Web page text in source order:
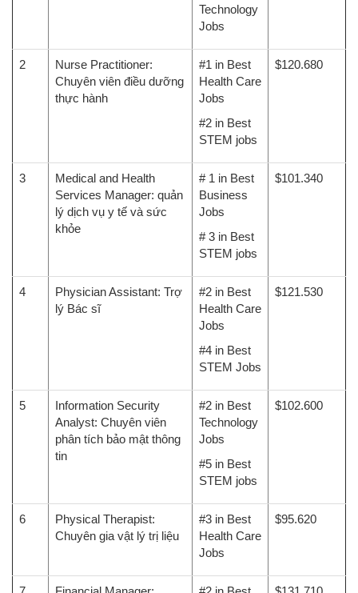
Technology
Jobs
2
Nurse Practitioner:
Chuyên viên điều dưỡng
thực hành
#1 in Best
Health Care
Jobs
#2 in Best
STEM jobs
$120.680
3
Medical and Health
Services Manager: quản
lý dịch vụ y tế và sức
khỏe
# 1 in Best
Business
Jobs
# 3 in Best
STEM jobs
$101.340
4
Physician Assistant: Trợ
lý Bác sĩ
#2 in Best
Health Care
Jobs
#4 in Best
STEM Jobs
$121.530
5
Information Security
Analyst: Chuyên viên
phân tích bảo mật thông
tin
#2 in Best
Technology
Jobs
#5 in Best
STEM jobs
$102.600
6
Physical Therapist:
Chuyên gia vật lý trị liệu
#3 in Best
Health Care
Jobs
$95.620